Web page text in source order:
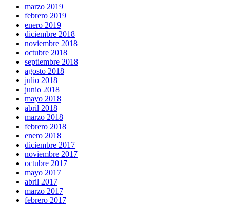
marzo 2019
febrero 2019
enero 2019
diciembre 2018
noviembre 2018
octubre 2018
septiembre 2018
agosto 2018
julio 2018
junio 2018
mayo 2018
abril 2018
marzo 2018
febrero 2018
enero 2018
diciembre 2017
noviembre 2017
octubre 2017
mayo 2017
abril 2017
marzo 2017
febrero 2017